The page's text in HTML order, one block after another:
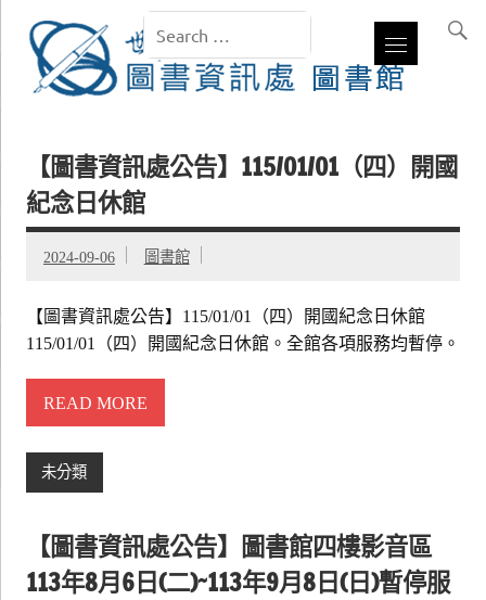
【圖書資訊處公告】115/01/01（四）開國
紀念日休館
2024-09-06 圖書館
【圖書資訊處公告】115/01/01（四）開國紀念日休館
115/01/01（四）開國紀念日休館。全館各項服務均暫停。
READ MORE
未分類
【圖書資訊處公告】圖書館四樓影音區
113年8月6日(二)~113年9月8日(日)暫停服